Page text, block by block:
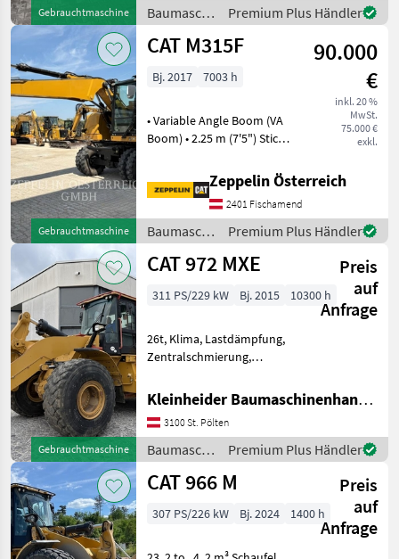
Gebrauchtmaschine
Geräteverriegelung mit
Schaufel und Ga
Baumaschinen
/ CAT
Premium Plus Händler
Gebrauchtmaschine
CAT M315F
90.000
€
inkl. 20 %
MwSt.
75.000 €
exkl.
Bj. 2017 7003 h
• Variable Angle Boom (VA
Boom) • 2.25 m (7'5") Stick •
Coupler • Full Hydraulic
Package incl. Grapple Piping
• Rear Dozer Blade • Air-
Conditio
Zeppelin Österreich
2401 Fischamend
Baumaschinen
/ CAT
Premium Plus Händler
Gebrauchtmaschine
CAT 972 MXE
Preis
auf
Anfrage
311 PS/229 kW Bj. 2015 10300 h
26t, Klima, Lastdämpfung,
Zentralschmierung,
m3 Schaufel Baumaschinen
Radlader
Kleinheider Baumaschinenhandel GmbH.
3100 St. Pölten
Baumaschinen
/ CAT
Premium Plus Händler
CAT 966 M
Preis
auf
Anfrage
307 PS/226 kW Bj. 2024 1400 h